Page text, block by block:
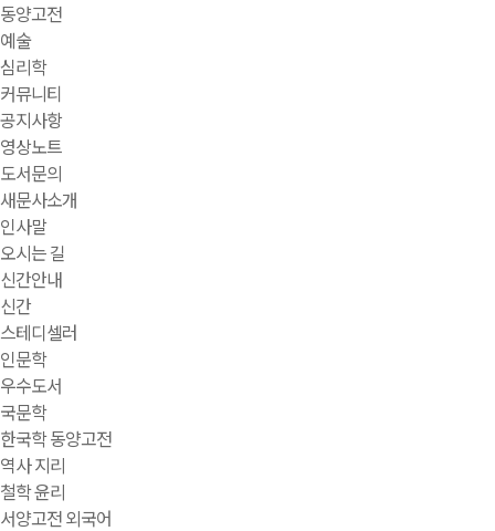
동양고전
예술
심리학
커뮤니티
공지사항
영상노트
도서문의
새문사소개
인사말
오시는 길
신간안내
신간
스테디셀러
인문학
우수도서
국문학
한국학 동양고전
역사 지리
철학 윤리
서양고전 외국어